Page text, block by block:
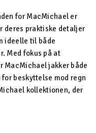
for MacMichael er
deres praktiske detaljer
ideelle til både
Med fokus på at
MacMichael jakker både
beskyttelse mod regn
kollektionen, der